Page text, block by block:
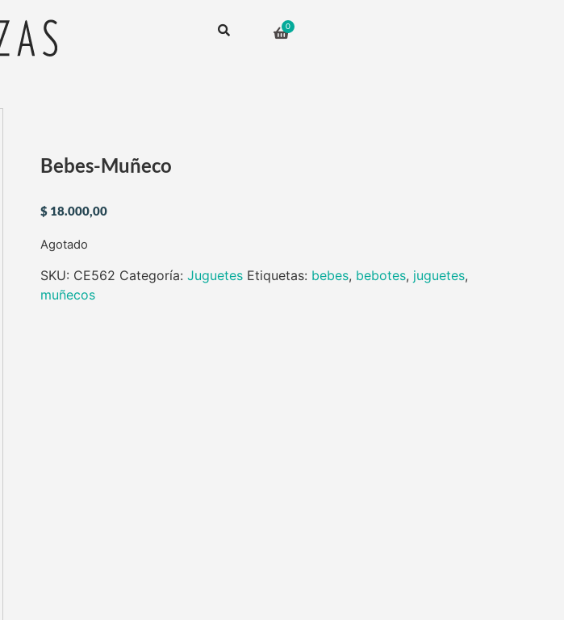
Bebes-Muñeco
$18.000,00
Agotado
SKU: CE562 Categoría: Juguetes Etiquetas: bebes, bebotes, juguetes,
muñecos